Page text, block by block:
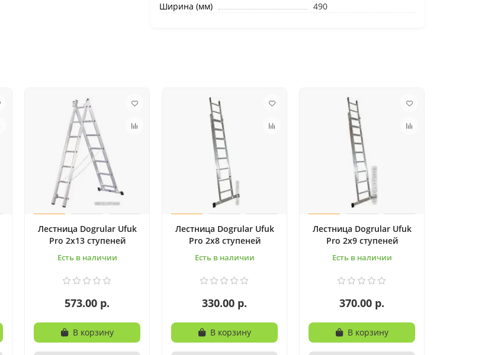
Ширина (мм)
490
Лестница Dogrular Ufuk
Pro 2x13 ступеней
Есть в наличии
573.00 р.
В корзину
Лестница Dogrular Ufuk
Pro 2x8 ступеней
Есть в наличии
330.00 р.
В корзину
Лестница Dogrular Ufuk
Pro 2x9 ступеней
Есть в наличии
370.00 р.
В корзину